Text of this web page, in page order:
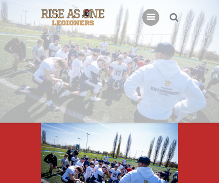
Főoldal
Rólunk
Csatlakoznál?
Támogatás
Kapcsolat